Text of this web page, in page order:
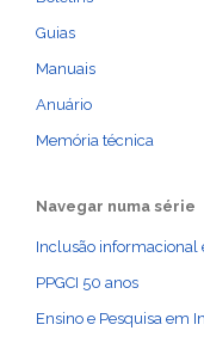
Guias
Manuais
Anuário
Memória técnica
Navegar numa série
Inclusão informacional
PPGCI 50 anos
Ensino e Pesquisa em